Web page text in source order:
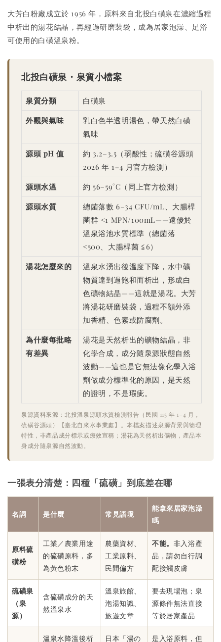
大芳白粉廠成立於 1956 年，原料來自北投白磺泉在濃縮過程
中析出的湯花結晶，再經過研磨裝袋，成為居家泡澡、足浴
可使用的白磺溫泉粉。
北投白磺泉・泉質小檔案
泉質分類
白磺泉
外觀與氣味
乳白色半透明湯色，帶天然白磺
氣味
源頭 pH 值
約 3.2–3.5（弱酸性；硫磺谷源頭
2026 年 1–4 月官方檢測）
源頭水溫
約 56–59°C（同上官方檢測）
源頭水質
總菌落數 6–34 CFU/mL、大腸桿
菌群 <1 MPN/100mL——遠優於
溫泉浴池水質標準（總菌落
<500、大腸桿菌 ≦6）
湯花怎麼來的
溫泉水湧出後溫度下降，水中礦
物質達到過飽和而析出，形成白
色礦物結晶——這就是湯花。大芳
將湯花研磨裝袋，過程不額外添
加香精、色素或防腐劑。
為什麼每批略
有差異
湯花是天然析出的礦物結晶，非
化學合成，成分隨泉源狀態自然
波動——這也是它無法像化學入浴
劑做成分標準化的原因，是天然
的證明，不是瑕疵。
泉源資料來源：北投溫泉源頭水質檢測報告（民國 115 年 1–4 月，
硫磺谷源頭）【臺北自來水事業處】。本檔案描述泉源背景與物理
特性，非產品成分標示或療效宣稱；湯花為天然析出礦物，產品本
身成分隨泉源自然波動。
一張表分清楚：四種「硫磺」到底差在哪
名詞 是什麼 常見語境
能拿來居家泡澡
嗎
原料硫
磺粉
工業／農業用途
的硫磺原料，多
為黃色粉末
農藥資材、
工業原料、
民間偏方
不能。 非入浴產
品，請勿自行調
配接觸皮膚
硫磺泉
（泉
源）
含硫磺成分的天
然溫泉水
溫泉旅館、
泡湯知識、
旅遊文章
要去現場泡；泉
源條件無法直接
等於居家產品
溫泉水降溫後析 日本「湯の 是入浴原料，但